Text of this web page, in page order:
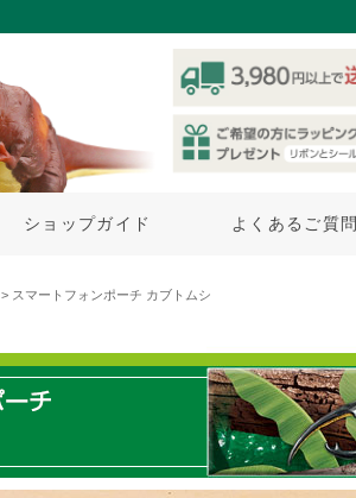
ショップガイド よくあるご質問
> スマートフォンポーチ カブトムシ